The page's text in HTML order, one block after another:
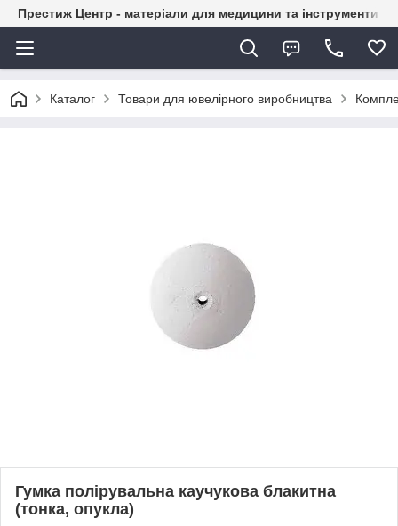
Престиж Центр - матеріали для медицини та інструменти
Каталог Товари для ювелірного виробництва
Гумка полірувальна каучукова блакитна
(тонка, опукла)